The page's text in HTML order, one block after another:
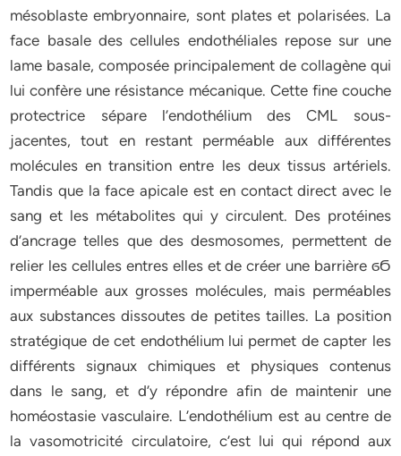
mésoblaste embryonnaire, sont plates et polarisées. La
face basale des cellules endothéliales repose sur une
lame basale, composée principalement de collagène qui
lui confère une résistance mécanique. Cette fine couche
protectrice sépare l’endothélium des CML sous-
jacentes, tout en restant perméable aux différentes
molécules en transition entre les deux tissus artériels.
Tandis que la face apicale est en contact direct avec le
sang et les métabolites qui y circulent. Des protéines
d’ancrage telles que des desmosomes, permettent de
relier les cellules entres elles et de créer une barrière ϭϬ
imperméable aux grosses molécules, mais perméables
aux substances dissoutes de petites tailles. La position
stratégique de cet endothélium lui permet de capter les
différents signaux chimiques et physiques contenus
dans le sang, et d’y répondre afin de maintenir une
homéostasie vasculaire. L’endothélium est au centre de
la vasomotricité circulatoire, c’est lui qui répond aux